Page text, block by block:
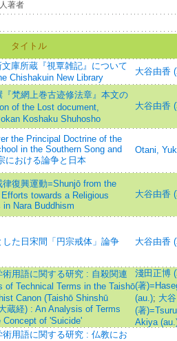
著者
タイトル
庫所蔵『視覃雑記』について
Chishakuin New Library
大谷由香
『梵網上巻古迹修法章』本文の
of the Lost document,
Koshaku Shuhosho
大谷由香
the Principal Doctrine of the
in the Southern Song and
における論争と日本
Otani,
律復興運動=Shunjō from the
towards a Religious
Nara Buddhism
大谷由香
した日宋間「円宗戒体」論争 大谷由香
用語に関する研究 : 自殺関連
of Technical Terms in the Taishō
Canon (Taishō Shinshū
蔵経) : An Analysis of Terms
of 'Suicide'
淺田正博
(著
(au.); 大
(著
Akiya
用語に関する研究 : 仏教にお